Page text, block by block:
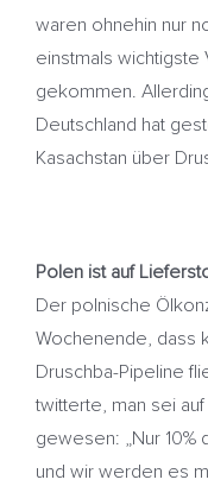
waren ohnehin nur
einstmals wichtigste
gekommen.
Deutschland hat
Kasachstan über
Polen ist auf
Der polnische
Wochenende, dass
Druschba-Pipeline
twitterte, man sei
gewesen: „Nur 10%
und wir werden es